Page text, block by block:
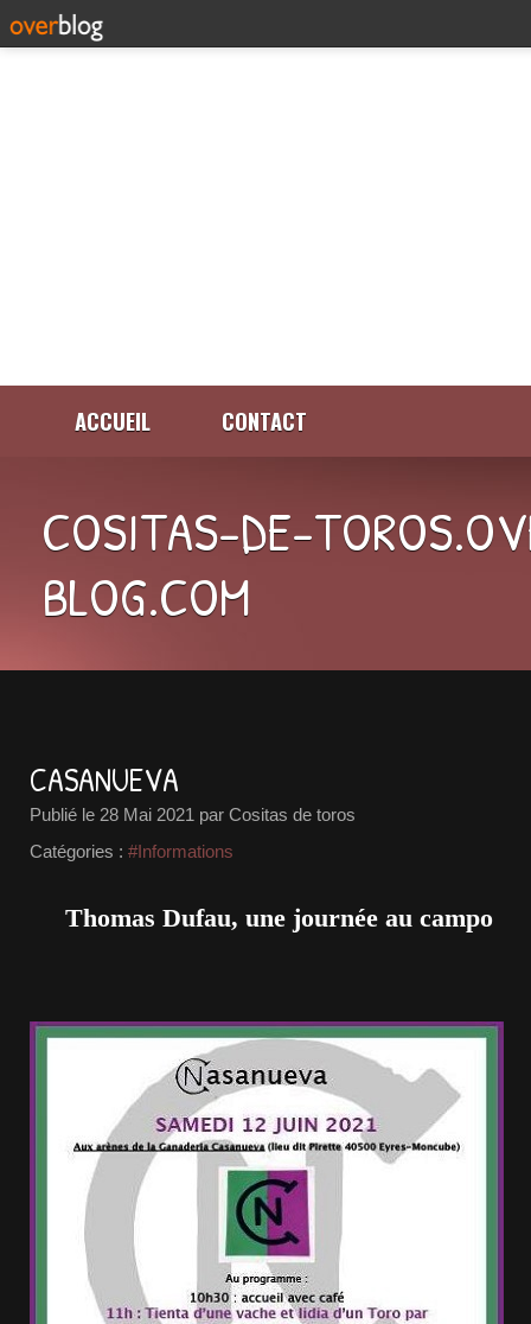
ACCUEIL CONTACT
COSITAS-DE-
BLOG.COM
CASANUEVA
Publié le 28 Mai 2021 par Cositas de toros
Catégories : #Informations
Thomas Dufau, une journée au campo